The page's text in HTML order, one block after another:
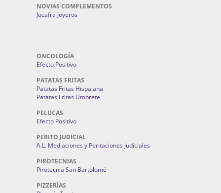
NOVIAS COMPLEMENTOS
Jocafra Joyeros
ONCOLOGÍA
Efecto Positivo
PATATAS FRITAS
Patatas Fritas Hispalana
Patatas Fritas Umbrete
PELUCAS
Efecto Positivo
PERITO JUDICIAL
A.L. Mediaciones y Peritaciones Judiciales
PIROTECNIAS
Pirotecnia San Bartolomé
PIZZERÍAS